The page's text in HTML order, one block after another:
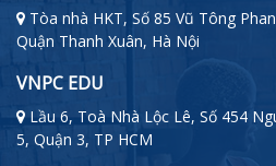
Tòa nhà HKT, Số 85 Vũ Tông
Quận Thanh Xuân, Hà Nội
VNPC EDU
Lầu 6, Toà Nhà Lộc Lê, Số 454
5, Quận 3, TP HCM